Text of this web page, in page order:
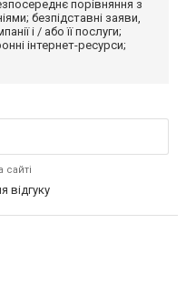
порівняння з
безпідставні заяви,
і / або її послуги;
інтернет-ресурси;
відгуку